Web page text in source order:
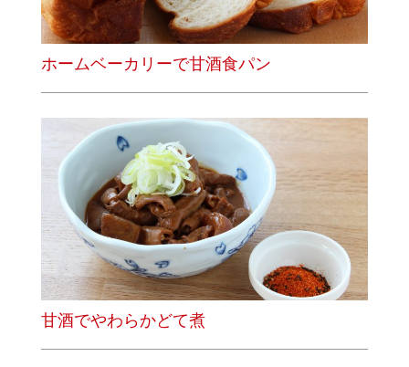
ホームベーカリーで甘酒食パン
甘酒でやわらかどて煮